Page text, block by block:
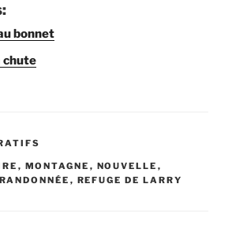
bonnet
chute
, MONTAGNE , NOUVELLE ,
RANDONNÉE , REFUGE DE LARRY